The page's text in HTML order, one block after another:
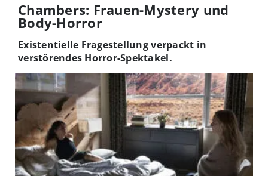
Chambers: Frauen-Mystery und
Body-Horror
Existentielle Fragestellung verpackt in
verstörendes Horror-Spektakel.